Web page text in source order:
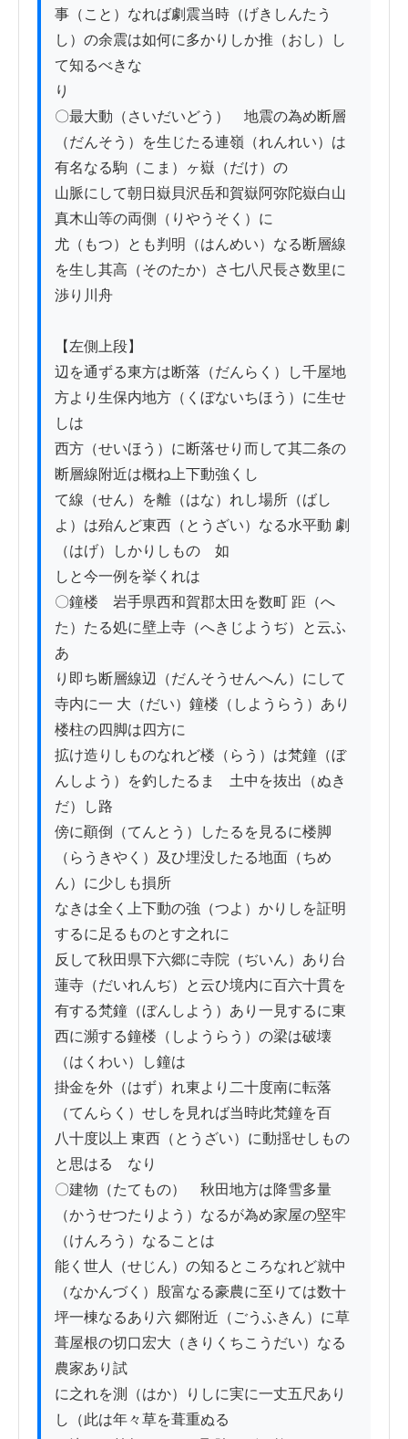
事（こと）なれば劇震当時（げきしんたう
し）の余震は如何に多かりしか推（おし）し
て知るべきな
り
〇最大動（さいだいどう）　地震の為め断層
（だんそう）を生じたる連嶺（れんれい）は
有名なる駒（こま）ヶ嶽（だけ）の
山脈にして朝日嶽貝沢岳和賀嶽阿弥陀嶽白山
真木山等の両側（りやうそく）に
尤（もつ）とも判明（はんめい）なる断層線
を生し其高（そのたか）さ七八尺長さ数里に
渉り川舟
【左側上段】
辺を通ずる東方は断落（だんらく）し千屋地
方より生保内地方（くぼないちほう）に生せ
しは
西方（せいほう）に断落せり而して其二条の
断層線附近は概ね上下動強くし
て線（せん）を離（はな）れし場所（ばし
よ）は殆んど東西（とうざい）なる水平動 劇
（はげ）しかりしものゝ如
しと今一例を挙くれは
〇鐘楼　岩手県西和賀郡太田を数町 距（へ
た）たる処に壁上寺（へきじようぢ）と云ふ
あ
り即ち断層線辺（だんそうせんへん）にして
寺内に一 大（だい）鐘楼（しようらう）あり
楼柱の四脚は四方に
拡け造りしものなれど楼（らう）は梵鐘（ぼ
んしよう）を釣したるまゝ土中を抜出（ぬき
だ）し路
傍に顚倒（てんとう）したるを見るに楼脚
（らうきやく）及ひ埋没したる地面（ちめ
ん）に少しも損所
なきは全く上下動の強（つよ）かりしを証明
するに足るものとす之れに
反して秋田県下六郷に寺院（ぢいん）あり台
蓮寺（だいれんぢ）と云ひ境内に百六十貫を
有する梵鐘（ぼんしよう）あり一見するに東
西に瀕する鐘楼（しようらう）の梁は破壊
（はくわい）し鐘は
掛金を外（はず）れ東より二十度南に転落
（てんらく）せしを見れば当時此梵鐘を百
八十度以上 東西（とうざい）に動揺せしもの
と思はるゝなり
〇建物（たてもの）　秋田地方は降雪多量
（かうせつたりよう）なるが為め家屋の堅牢
（けんろう）なることは
能く世人（せじん）の知るところなれど就中
（なかんづく）殷富なる豪農に至りては数十
坪一棟なるあり六 郷附近（ごうふきん）に草
葺屋根の切口宏大（きりくちこうだい）なる
農家あり試
に之れを測（はか）りしに実に一丈五尺あり
し（此は年々草を葺重ぬる